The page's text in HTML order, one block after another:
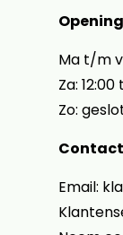
Ma t/m
Za:
Zo:
Contact
Email: